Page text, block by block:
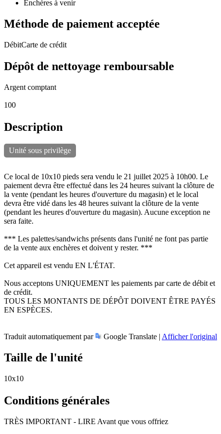
Enchères à venir
Méthode de paiement acceptée
DébitCarte de crédit
Dépôt de nettoyage remboursable
Argent comptant
100
Description
Unité sous privilège
Ce local de 10x10 pieds sera vendu le 21 juillet 2025 à 10h00. Le
paiement devra être effectué dans les 24 heures suivant la clôture de
la vente (pendant les heures d'ouverture du magasin) et le local
devra être vidé dans les 48 heures suivant la clôture de la vente
(pendant les heures d'ouverture du magasin). Aucune exception ne
sera faite.
*** Les palettes/sandwichs présents dans l'unité ne font pas partie
de la vente aux enchères et doivent y rester. ***
Cet appareil est vendu EN L'ÉTAT.
Nous acceptons UNIQUEMENT les paiements par carte de débit et
de crédit.
TOUS LES MONTANTS DE DÉPÔT DOIVENT ÊTRE PAYÉS
EN ESPÈCES.
Traduit automatiquement par Google Translate | Afficher l'original
Taille de l'unité
10x10
Conditions générales
TRÈS IMPORTANT - LIRE Avant que vous offriez